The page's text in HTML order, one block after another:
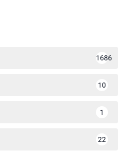
1686
10
1
22